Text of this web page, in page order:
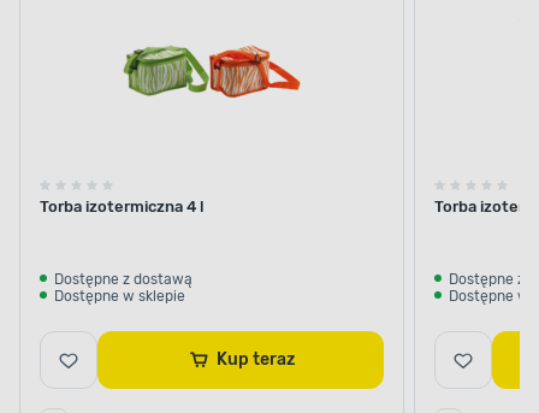
Torba izotermiczna 4 l
Dostępne z dostawą
Dostępne w sklepie
Kup teraz
Torba
Dostępne z
Dostępne w